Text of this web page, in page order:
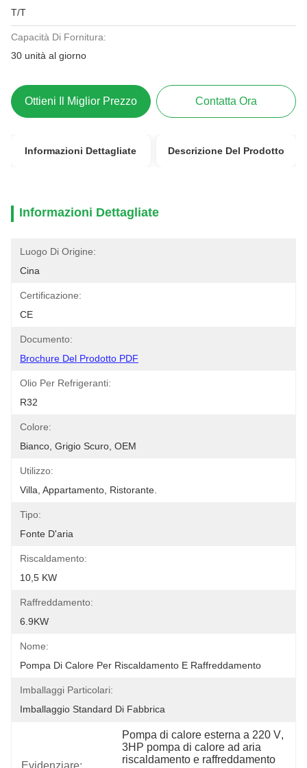
T/T
Capacità Di Fornitura:
30 unità al giorno
Ottieni Il Miglior Prezzo Contatta Ora
Informazioni Dettagliate Descrizione Del Prodotto
Informazioni Dettagliate
Luogo Di Origine:
Cina
Certificazione:
CE
Documento:
Brochure Del Prodotto PDF
Olio Per Refrigeranti:
R32
Colore:
Bianco, Grigio Scuro, OEM
Utilizzo:
Villa, Appartamento, Ristorante.
Tipo:
Fonte D'aria
Riscaldamento:
10,5 KW
Raffreddamento:
6.9KW
Nome:
Pompa Di Calore Per Riscaldamento E Raffreddamento
Imballaggi Particolari:
Imballaggio Standard Di Fabbrica
Evidenziare:
Pompa di calore esterna a 220 V
3HP pompa di calore ad aria
riscaldamento e raffreddamento